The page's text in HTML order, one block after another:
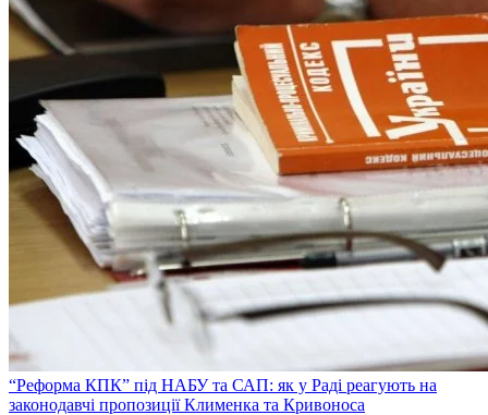
“Реформа КПК” під НАБУ та САП: як у Раді реагують на
законодавчі пропозиції Клименка та Кривоноса